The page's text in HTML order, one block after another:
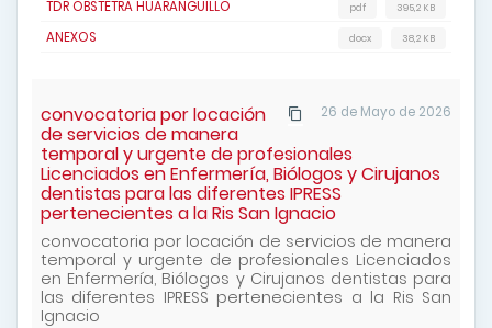
TDR OBSTETRA HUARANGUILLO 395,2 KB
pdf
ANEXOS 38,2 KB
docx
26 de Mayo de 2026
convocatoria por locación
de servicios de manera
temporal y urgente de profesionales
Licenciados en Enfermería, Biólogos y Cirujanos
dentistas para las diferentes IPRESS
pertenecientes a la Ris San Ignacio
convocatoria por locación de servicios de manera
temporal y urgente de profesionales Licenciados
en Enfermería, Biólogos y Cirujanos dentistas para
las diferentes IPRESS pertenecientes a la Ris San
Ignacio